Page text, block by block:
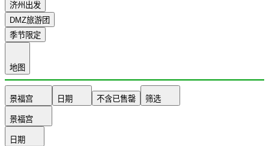
济州出发
DMZ旅游团
季节限定
地图
景福宫 日期 不含已售罄 筛选
景福宫
日期